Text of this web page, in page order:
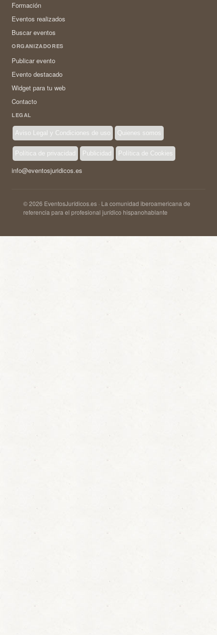
Formación
Eventos realizados
Buscar eventos
ORGANIZADORES
Publicar evento
Evento destacado
Widget para tu web
Contacto
LEGAL
Aviso Legal y Condiciones de uso Quienes somos
Política de privacidad Publicidad Política de Cookies
info@eventosjuridicos.es
© 2026 EventosJurídicos.es · La comunidad iberoamericana de
referencia para el profesional jurídico hispanohablante